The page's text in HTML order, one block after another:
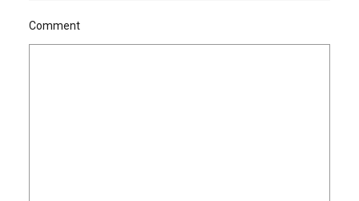
Comment